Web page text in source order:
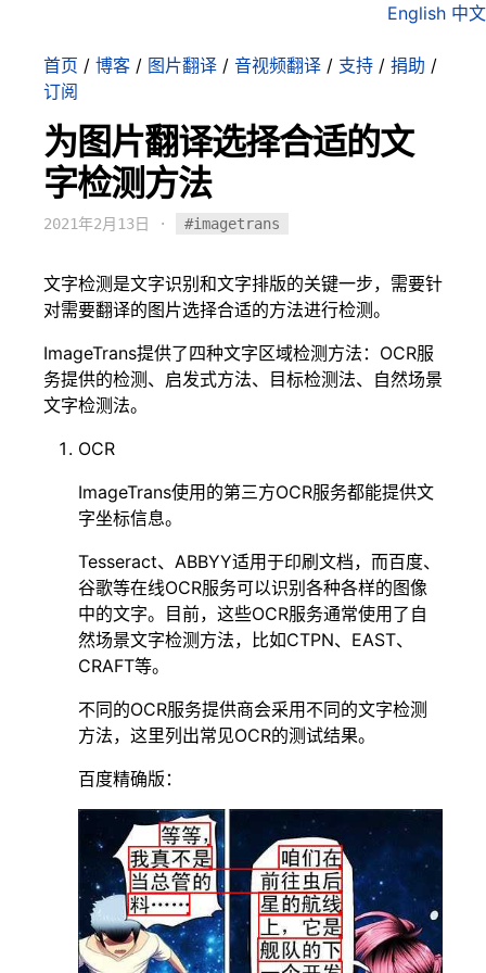
English 中文
首页 / 博客 / 图片翻译 / 音视频翻译 / 支持 / 捐助 /
订阅
为图片翻译选择合适的文
字检测方法
2021年2月13日 · #imagetrans
文字检测是文字识别和文字排版的关键一步，需要针
对需要翻译的图片选择合适的方法进行检测。
ImageTrans提供了四种文字区域检测方法：OCR服
务提供的检测、启发式方法、目标检测法、自然场景
文字检测法。
OCR
ImageTrans使用的第三方OCR服务都能提供文
字坐标信息。
Tesseract、ABBYY适用于印刷文档，而百度、
谷歌等在线OCR服务可以识别各种各样的图像
中的文字。目前，这些OCR服务通常使用了自
然场景文字检测方法，比如CTPN、EAST、
CRAFT等。
不同的OCR服务提供商会采用不同的文字检测
方法，这里列出常见OCR的测试结果。
百度精确版：